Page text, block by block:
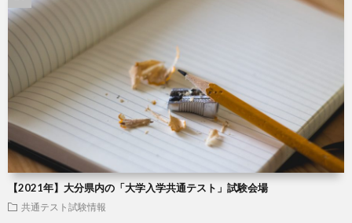
【2021年】大分県内の「大学入学共通テスト」試験会場
共通テスト試験情報